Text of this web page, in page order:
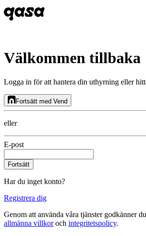
Välkommen tillbaka
Logga in för att hantera din uthyrning eller
Fortsätt med Vend
eller
E-post
Fortsätt
Har du inget konto?
Registrera dig
Genom att använda våra tjänster godkänner
allmänna villkoroch integritetspolicy.